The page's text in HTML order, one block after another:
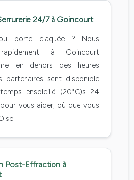
24/7 à Goincourt
porte claquée ? Nous
rapidement à Goincourt
en dehors des heures
partenaires sont disponible
ensoleillé (20°C)s 24
vous aider, où que vous
Post-Effraction à